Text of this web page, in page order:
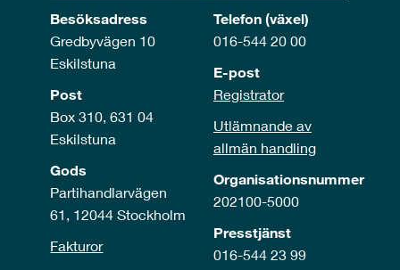
Besöksadress
Gredbyvägen 10
Eskilstuna
Post
Box 310, 631 04
Eskilstuna
Gods
Partihandlarvägen
61, 12044 Stockholm
Fakturor
Telefon (växel)
016-544 20 00
E-post
Registrator
Utlämnande av
allmän handling
Organisationsnummer
202100-5000
Presstjänst
016-544 23 99